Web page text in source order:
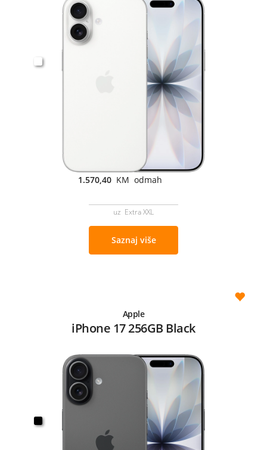
1.570,40 KM odmah
uz Extra XXL
Saznaj više
Apple
iPhone 17 256GB Black